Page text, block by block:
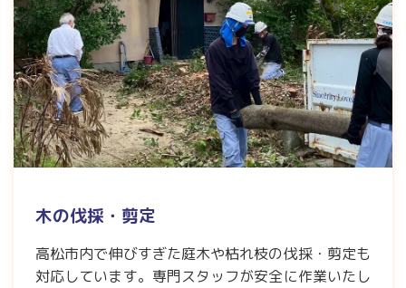
木の伐採・剪定
高松市内で伸びすぎた庭木や枯れ枝の伐採・剪定も
対応しています。専門スタッフが安全に作業いたし